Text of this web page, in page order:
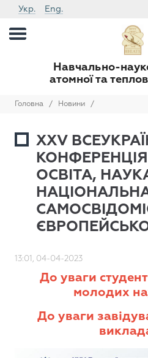
Укр. Eng.
Навчально-
атомної та
Головна / Новини /
XХV
ОСВІТА,
13:01, 04-04-2023
До уваги
молодих
До уваги